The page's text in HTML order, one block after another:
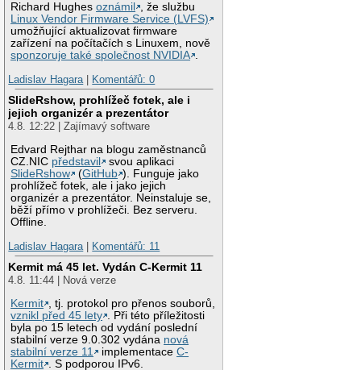
Richard Hughesoznámil
, že službu
Linux Vendor Firmware Service (LVFS)
umožňující aktualizovat firmware
zařízení na počítačích s Linuxem, nově
sponzoruje také společnost NVIDIA .
Ladislav Hagara | Komentářů: 0
SlideRshow, prohlížeč fotek, ale i
jejich organizér a prezentátor
4.8. 12:22 | Zajímavý software
Edvard Rejthar na blogu zaměstnanců
CZ.NIC představil
svou aplikaci
SlideRshow
(GitHub ). Funguje jako
prohlížeč fotek, ale i jako jejich
organizér a prezentátor. Neinstaluje se,
běží přímo v prohlížeči. Bez serveru.
Offline.
Ladislav Hagara | Komentářů: 11
Kermit má 45 let. Vydán C-Kermit 11
4.8. 11:44 | Nová verze
Kermit , tj. protokol pro přenos souborů,
vznikl před 45 lety . Při této příležitosti
byla po 15 letech od vydání poslední
stabilní verze 9.0.302 vydána nová
stabilní verze 11
implementaceC-
Kermit . S podporou IPv6.